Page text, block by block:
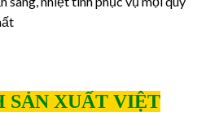
SẢN XUẤT VIỆT